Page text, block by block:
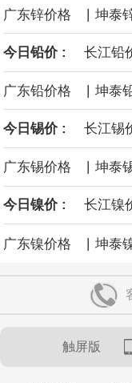
广东锌价格 | 坤泰
今日铅价 : 长江铅
广东铅价格 坤泰
今日锡价 : 长江锡
广东锡价格 坤泰
今日镍价 : 长江镍
广东镍价格 | 坤泰
触屏版